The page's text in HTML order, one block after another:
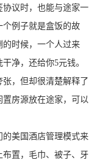
议时，也能与途家一
例子就是盒饭的故
时候，一个人过来
净，还给你5元钱。
，但却很清楚解释了
房源放在途家，可以
美国酒店管理模式来
置，毛巾、被子、牙